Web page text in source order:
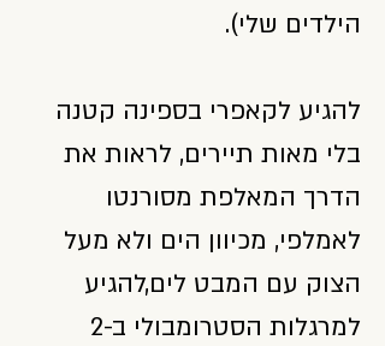
הילדים שלי).
להגיע לקאפרי בספינה קטנה
בלי מאות תיירים, לראות את
הדרך המאלפת מסורנטו
לאמלפי, מכיוון הים ולא מעל
הצוק עם המבט לים,להגיע
למרגלות הסטרומבולי ב-2